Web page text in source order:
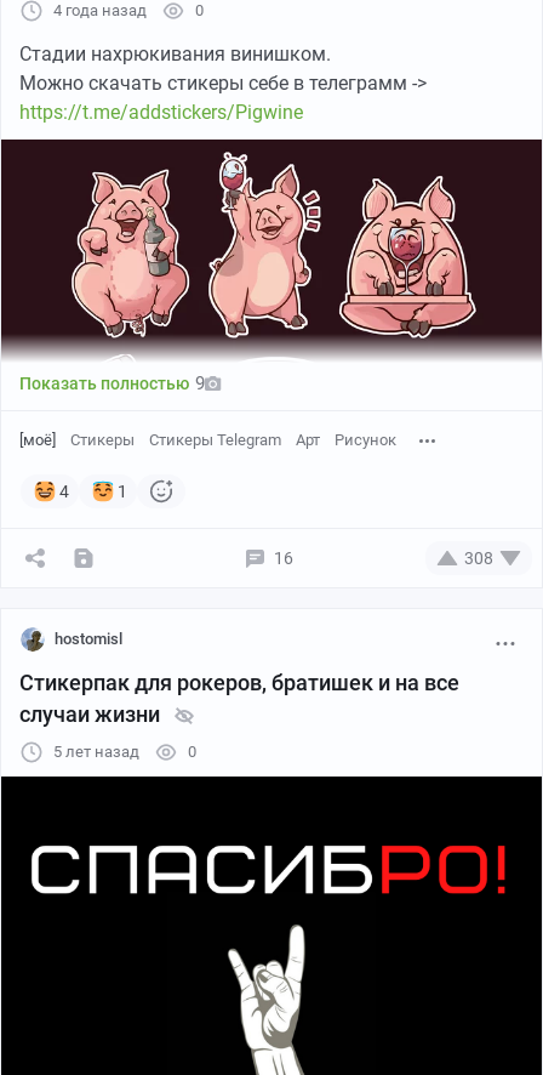
4 года назад 0
Стадии нахрюкивания винишком.
Можно скачать стикеры себе в телеграмм ->
https://t.me/addstickers/Pigwine
Показать полностью 9
[моё] Стикеры Стикеры Telegram Арт Рисунок
4 1
16 308
hostomisl
Стикерпак для рокеров, братишек и на все
случаи жизни
5 лет назад 0